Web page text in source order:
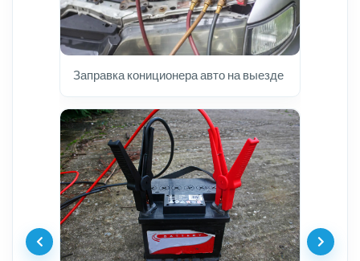
Заправка кониционера авто на выезде